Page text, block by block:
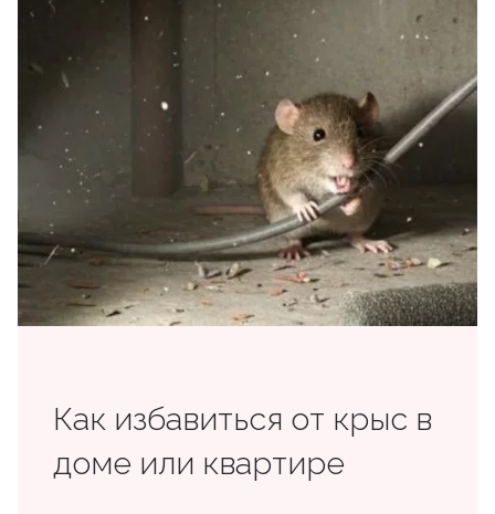
Как избавиться от крыс в
доме или квартире